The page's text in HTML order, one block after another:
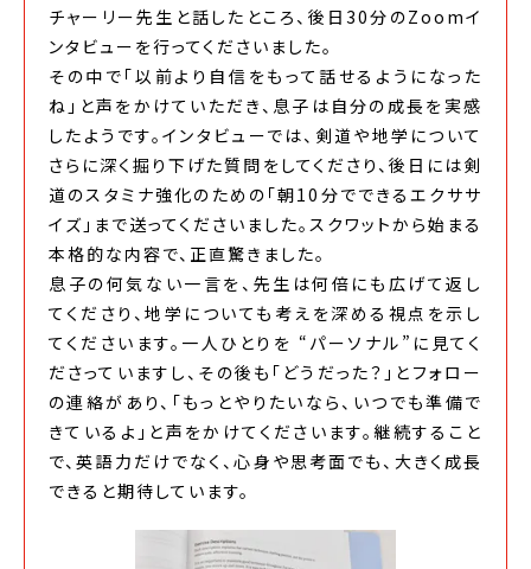
チャーリー先生と話したところ、後日30分のZoomイ
ンタビューを行ってくださいました。
その中で「以前より自信をもって話せるようになった
ね」と声をかけていただき、息子は自分の成長を実感
したようです。インタビューでは、剣道や地学について
さらに深く掘り下げた質問をしてくださり、後日には剣
道のスタミナ強化のための「朝10分でできるエクササ
イズ」まで送ってくださいました。スクワットから始まる
本格的な内容で、正直驚きました。
息子の何気ない一言を、先生は何倍にも広げて返し
てくださり、地学についても考えを深める視点を示し
てくださいます。一人ひとりを “パーソナル”に見てく
ださっていますし、その後も「どうだった？」とフォロー
の連絡があり、「もっとやりたいなら、いつでも準備で
きているよ」と声をかけてくださいます。継続すること
で、英語力だけでなく、心身や思考面でも、大きく成長
できると期待しています。